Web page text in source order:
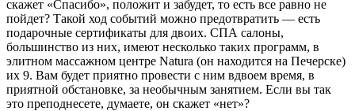
скажет «Спасибо», положит и забудет, то есть все равно не
пойдет? Такой ход событий можно предотвратить — есть
подарочные сертификаты для двоих. СПА салоны,
большинство из них, имеют несколько таких программ, в
элитном массажном центре Natura (он находится на Печерске)
их 9. Вам будет приятно провести с ним вдвоем время, в
приятной обстановке, за необычным занятием. Если вы так
это преподнесете, думаете, он скажет «нет»?